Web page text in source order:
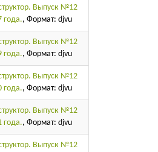
Выпуск №12
года., Формат: djvu
Выпуск №12
года., Формат: djvu
Выпуск №12
года., Формат: djvu
Выпуск №12
года., Формат: djvu
Выпуск №12